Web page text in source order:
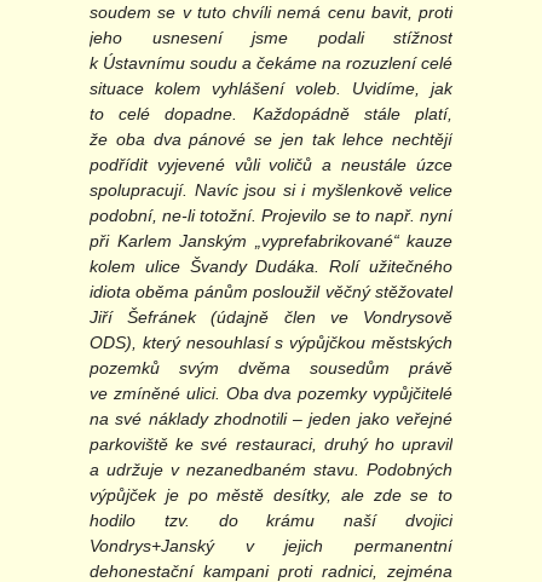
soudem se v tuto chvíli nemá cenu bavit, proti
jeho usnesení jsme podali stížnost
k Ústavnímu soudu a čekáme na rozuzlení celé
situace kolem vyhlášení voleb. Uvidíme, jak
to celé dopadne. Každopádně stále platí,
že oba dva pánové se jen tak lehce nechtějí
podřídit vyjevené vůli voličů a neustále úzce
spolupracují. Navíc jsou si i myšlenkově velice
podobní, ne-li totožní. Projevilo se to např. nyní
při Karlem Janským „vyprefabrikované“ kauze
kolem ulice Švandy Dudáka. Rolí užitečného
idiota oběma pánům posloužil věčný stěžovatel
Jiří Šefránek (údajně člen ve Vondrysově
ODS), který nesouhlasí s výpůjčkou městských
pozemků svým dvěma sousedům právě
ve zmíněné ulici. Oba dva pozemky vypůjčitelé
na své náklady zhodnotili – jeden jako veřejné
parkoviště ke své restauraci, druhý ho upravil
a udržuje v nezanedbaném stavu. Podobných
výpůjček je po městě desítky, ale zde se to
hodilo tzv. do krámu naší dvojici
Vondrys+Janský v jejich permanentní
dehonestační kampani proti radnici, zejména